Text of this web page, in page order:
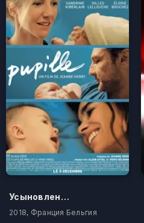
Усыновление
2018, Франция Бельгия